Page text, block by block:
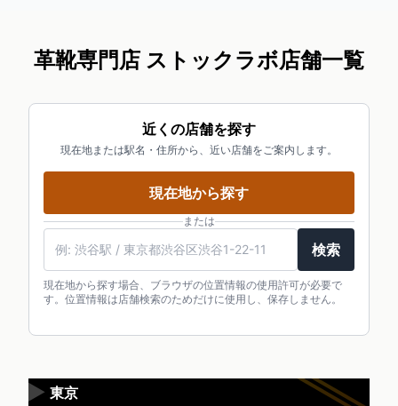
革靴専門店 ストックラボ店舗一覧
近くの店舗を探す
現在地または駅名・住所から、近い店舗をご案内します。
現在地から探す
または
検索
現在地から探す場合、ブラウザの位置情報の使用許可が必要で
す。位置情報は店舗検索のためだけに使用し、保存しません。
東京
▶